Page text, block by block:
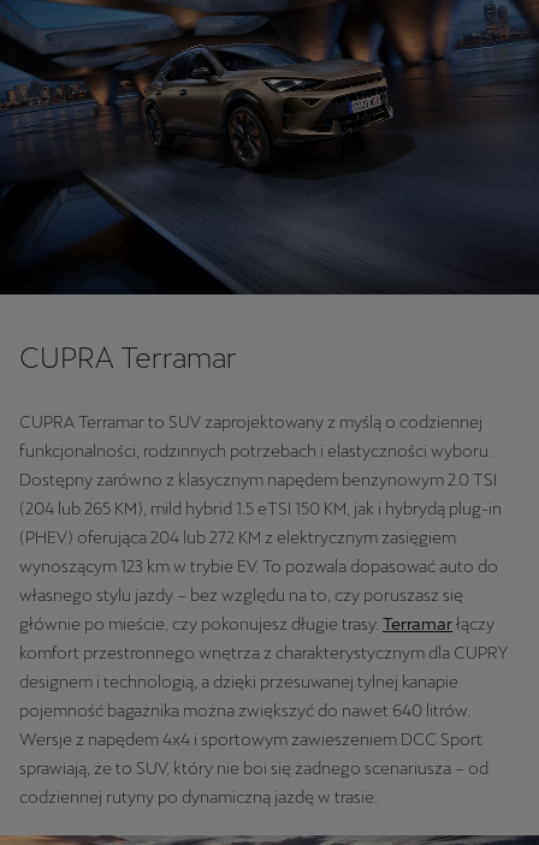
CUPRA Terramar
CUPRA Terramar to SUV zaprojektowany z myślą o codziennej
funkcjonalności, rodzinnych potrzebach i elastyczności wyboru.
Dostępny zarówno z klasycznym napędem benzynowym 2.0 TSI
(204 lub 265 KM), mild hybrid 1.5 eTSI 150 KM, jak i hybrydą plug-in
(PHEV) oferująca 204 lub 272 KM z elektrycznym zasięgiem
wynoszącym 123 km w trybie EV. To pozwala dopasować auto do
własnego stylu jazdy – bez względu na to, czy poruszasz się
głównie po mieście, czy pokonujesz długie trasy. Terramarłączy
komfort przestronnego wnętrza z charakterystycznym dla CUPRY
designem i technologią, a dzięki przesuwanej tylnej kanapie
pojemność bagażnika można zwiększyć do nawet 640 litrów.
Wersje z napędem 4x4 i sportowym zawieszeniem DCC Sport
sprawiają, że to SUV, który nie boi się żadnego scenariusza – od
codziennej rutyny po dynamiczną jazdę w trasie.